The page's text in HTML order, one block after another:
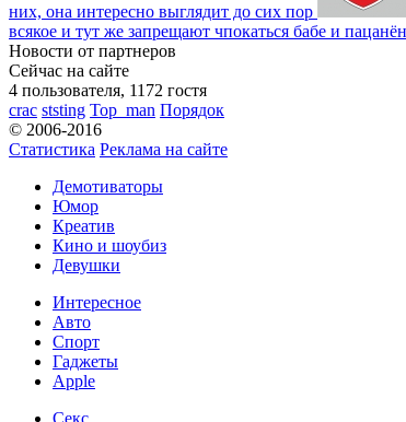
них, она интересно выглядит до сих пор
всякое и тут же запрещают чпокаться бабе и
Новости от партнеров
Сейчас на сайте
4 пользователя, 1172 гостя
crac ststing Top_man Порядок
© 2006-2016
Статистика Реклама на сайте
Демотиваторы
Юмор
Креатив
Кино и шоубиз
Девушки
Интересное
Авто
Спорт
Гаджеты
Apple
Секс